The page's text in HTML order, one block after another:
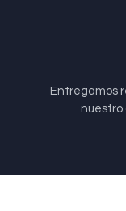
Entregamos
nuestro